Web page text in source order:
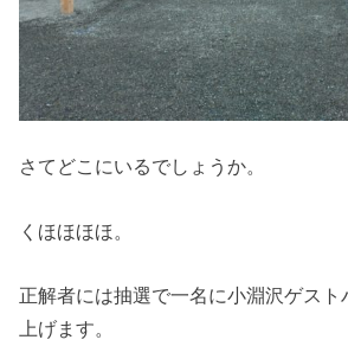
さてどこにいるでしょうか。
くほほほほ。
正解者には抽選で一名に小淵沢ゲスト
上げます。